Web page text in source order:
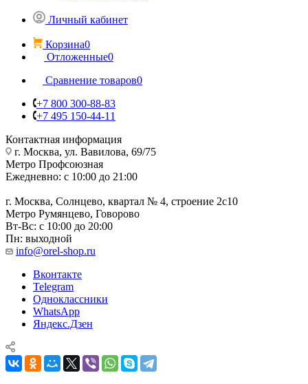
Личный кабинет
Корзина0
Отложенные0
Сравнение товаров0
+7 800 300-88-83
+7 495 150-44-11
Контактная информация
г. Москва, ул. Вавилова, 69/75
Метро Профсоюзная
Ежедневно: с 10:00 до 21:00
г. Москва, Солнцево, квартал № 4, строение 2с10
Метро Румянцево, Говорово
Вт-Вс: с 10:00 до 20:00
Пн: выходной
info@orel-shop.ru
Вконтакте
Telegram
Одноклассники
WhatsApp
Яндекс.Дзен